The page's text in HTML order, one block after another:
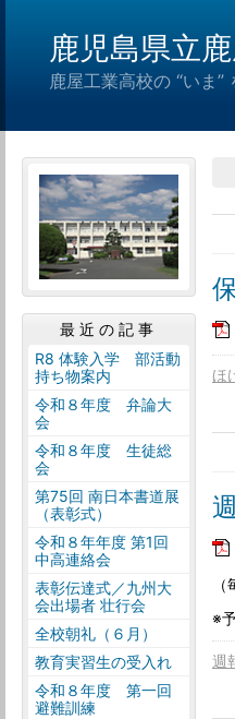
鹿児島県立
鹿屋工業高校の “いま
ほ
※
週
最近の記事
R8 体験入学 部活動
持ち物案内
令和８年度 弁論大
会
令和８年度 生徒総
会
第75回 南日本書道展
（表彰式）
令和８年年度 第1回
中高連絡会
表彰伝達式／九州大
会出場者 壮行会
全校朝礼（６月）
教育実習生の受入れ
令和８年度 第一回
避難訓練